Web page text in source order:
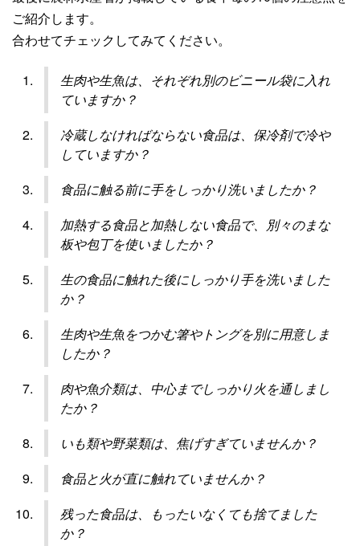
ご紹介します。
合わせてチェックしてみてください。
生肉や生魚は、それぞれ別のビニール袋に入れ
ていますか？
冷蔵しなければならない食品は、保冷剤で冷や
していますか？
食品に触る前に手をしっかり洗いましたか？
加熱する食品と加熱しない食品で、別々のまな
板や包丁を使いましたか？
生の食品に触れた後にしっかり手を洗いました
か？
生肉や生魚をつかむ箸やトングを別に用意しま
したか？
肉や魚介類は、中心までしっかり火を通しまし
たか？
いも類や野菜類は、焦げすぎていませんか？
食品と火が直に触れていませんか？
残った食品は、もったいなくても捨てました
か？